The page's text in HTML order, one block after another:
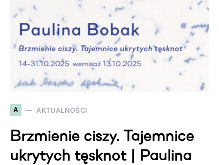
A AKTUALNOŚCI
Brzmienie ciszy. Tajemnice
ukrytych tęsknot | Paulina